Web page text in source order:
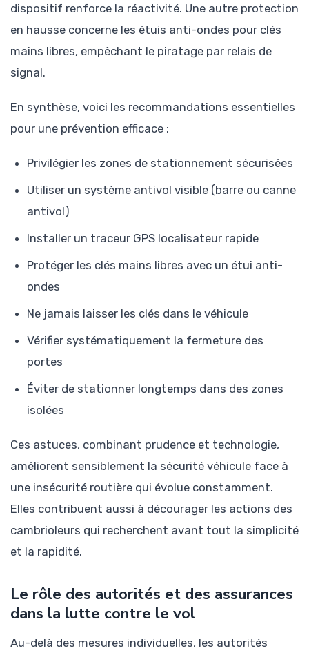
dispositif renforce la réactivité. Une autre protection
en hausse concerne les étuis anti-ondes pour clés
mains libres, empêchant le piratage par relais de
signal.
En synthèse, voici les recommandations essentielles
pour une prévention efficace :
Privilégier les zones de stationnement sécurisées
Utiliser un système antivol visible (barre ou canne
antivol)
Installer un traceur GPS localisateur rapide
Protéger les clés mains libres avec un étui anti-
ondes
Ne jamais laisser les clés dans le véhicule
Vérifier systématiquement la fermeture des
portes
Éviter de stationner longtemps dans des zones
isolées
Ces astuces, combinant prudence et technologie,
améliorent sensiblement la sécurité véhicule face à
une insécurité routière qui évolue constamment.
Elles contribuent aussi à décourager les actions des
cambrioleurs qui recherchent avant tout la simplicité
et la rapidité.
Le rôle des autorités et des assurances
dans la lutte contre le vol
Au-delà des mesures individuelles, les autorités